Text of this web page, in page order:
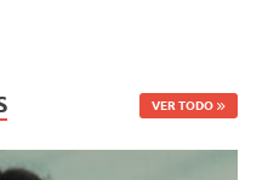
VER TODO